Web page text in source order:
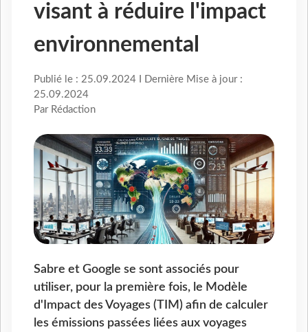
visant à réduire l'impact
environnemental
Publié le : 25.09.2024 I Dernière Mise à jour :
25.09.2024
Par Rédaction
Sabre et Google se sont associés pour
utiliser, pour la première fois, le Modèle
d'Impact des Voyages (TIM) afin de calculer
les émissions passées liées aux voyages